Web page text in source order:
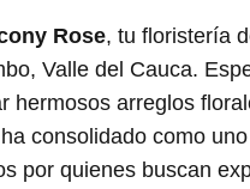
Rose, tu floristería
Valle del Cauca.
hermosos arreglos
consolidado como
por quienes buscan